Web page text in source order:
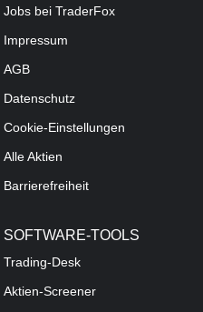
Jobs bei TraderFox
Impressum
AGB
Datenschutz
Cookie-Einstellungen
Alle Aktien
Barrierefreiheit
SOFTWARE-TOOLS
Trading-Desk
Aktien-Screener